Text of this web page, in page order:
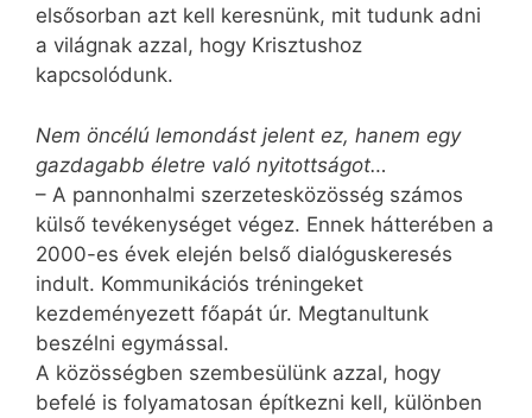
elsősorban azt kell keresnünk, mit tudunk adni
a világnak azzal, hogy Krisztushoz
kapcsolódunk.
Nem öncélú lemondást jelent ez, hanem egy
gazdagabb életre való nyitottságot…
– A pannonhalmi szerzetesközösség számos
külső tevékenységet végez. Ennek hátterében a
2000-es évek elején belső dialóguskeresés
indult. Kommunikációs tréningeket
kezdeményezett főapát úr. Megtanultunk
beszélni egymással.
A közösségben szembesülünk azzal, hogy
befelé is folyamatosan építkezni kell, különben